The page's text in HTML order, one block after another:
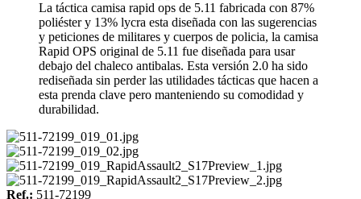
La táctica camisa rapid ops de 5.11 fabricada con 87%
poliéster y 13% lycra esta diseñada con las sugerencias
y peticiones de militares y cuerpos de policia, la camisa
Rapid OPS original de 5.11 fue diseñada para usar
debajo del chaleco antibalas. Esta versión 2.0 ha sido
rediseñada sin perder las utilidades tácticas que hacen a
esta prenda clave pero manteniendo su comodidad y
durabilidad.
Ref.: 511-72199